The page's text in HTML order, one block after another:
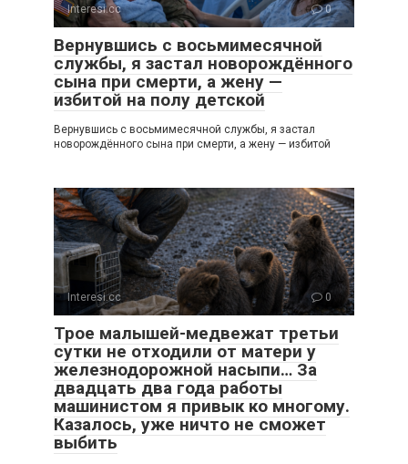
Interesi.cc 0
Вернувшись с восьмимесячной
службы, я застал новорождённого
сына при смерти, а жену —
избитой на полу детской
Вернувшись с восьмимесячной службы, я застал
новорождённого сына при смерти, а жену — избитой
Interesi.cc 0
Трое малышей-медвежат третьи
сутки не отходили от матери у
железнодорожной насыпи… За
двадцать два года работы
машинистом я привык ко многому.
Казалось, уже ничто не сможет
выбить